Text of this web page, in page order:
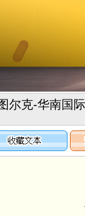
尔克-华南国